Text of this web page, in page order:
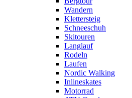
Wandern
Klettersteig
Schneeschuh
Skitouren
Langlauf
Rodeln
Laufen
Nordic Walking
Inlineskates
Motorrad